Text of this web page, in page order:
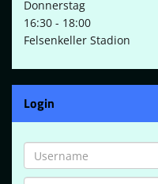
Donnerstag
16:30 - 18:00
Felsenkeller Stadion
Login